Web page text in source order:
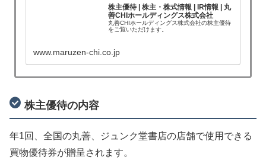
株主優待 | 株主・株式情報 | IR情報 | 丸
善CHIホールディングス株式会社
丸善CHIホールディングス株式会社の株主優待
をご覧いただけます。
www.maruzen-chi.co.jp
株主優待の内容
年1回、全国の丸善、ジュンク堂書店の店舗で使用できる
買物優待券が贈呈されます。